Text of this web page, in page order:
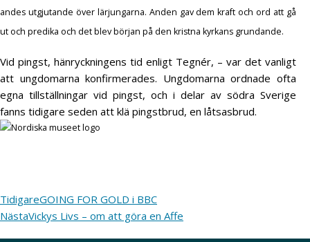
andes utgjutande över lärjungarna. Anden gav dem kraft och ord att gå
ut och predika och det blev början på den kristna kyrkans grundande.
Vid pingst, hänryckningens tid enligt Tegnér, – var det vanligt
att ungdomarna konfirmerades. Ungdomarna ordnade ofta
egna tillställningar vid pingst, och i delar av södra Sverige
fanns tidigare seden att klä pingstbrud, en låtsasbrud.
TidigareGOING FOR GOLD i BBC
NästaVickys Livs – om att göra en Affe